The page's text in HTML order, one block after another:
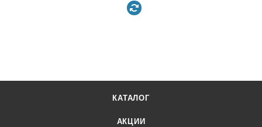
КАТАЛОГ
АКЦИИ